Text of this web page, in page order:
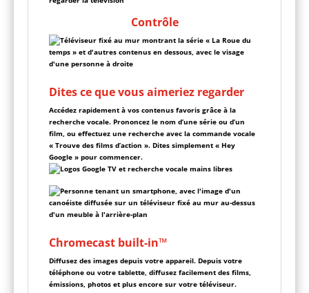
Contrôle
Dites ce que vous aimeriez regarder
Accédez rapidement à vos contenus favoris grâce à la
recherche vocale. Prononcez le nom d’une série ou d’un
film, ou effectuez une recherche avec la commande vocale
« Trouve des films d’action ». Dites simplement « Hey
Google » pour commencer.
Chromecast built-in™
Diffusez des images depuis votre appareil. Depuis votre
téléphone ou votre tablette, diffusez facilement des films,
émissions, photos et plus encore sur votre téléviseur.